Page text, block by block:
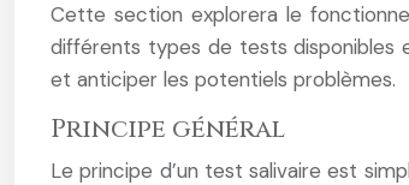
Cette section explorera le
différents types de tests disponibles
et anticiper les potentiels problèmes.
Principe général
Le principe d’un test salivaire est